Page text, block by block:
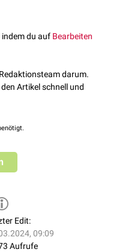
indem du auf Bearbeiten
darum.
Artikel schnell und
Edit:
09:09
Aufrufe